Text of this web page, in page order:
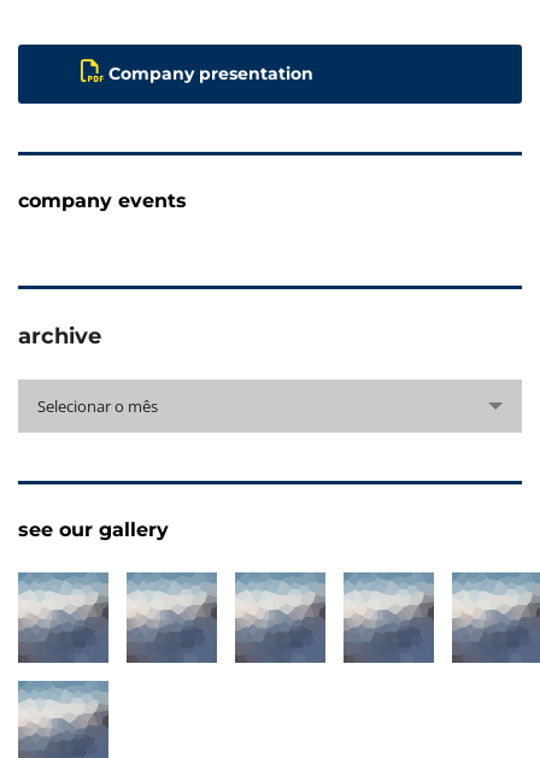
Company presentation
company events
archive
Selecionar o mês
see our gallery